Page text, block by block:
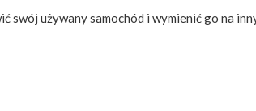
swój używany samochód i wymienić go na